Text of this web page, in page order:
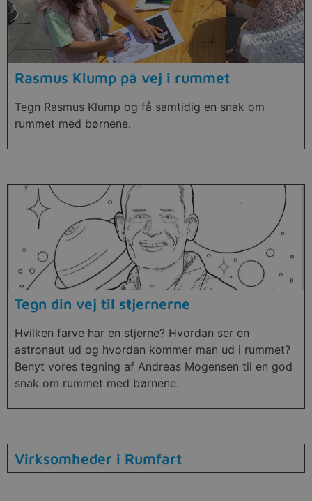
Rasmus Klump på vej i rummet
Tegn Rasmus Klump og få samtidig en snak om
rummet med børnene.
Tegn din vej til stjernerne
Hvilken farve har en stjerne? Hvordan ser en
astronaut ud og hvordan kommer man ud i rummet?
Benyt vores tegning af Andreas Mogensen til en god
snak om rummet med børnene.
Virksomheder i Rumfart